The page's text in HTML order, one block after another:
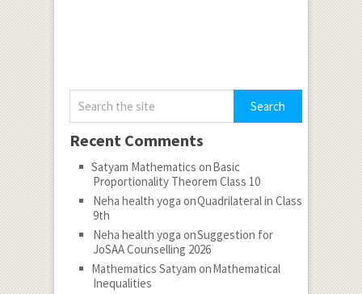
Recent Comments
Satyam Mathematics onBasic
Proportionality Theorem Class 10
Neha health yoga onQuadrilateral in Class
9th
Neha health yoga onSuggestion for
JoSAA Counselling 2026
Mathematics Satyam onMathematical
Inequalities